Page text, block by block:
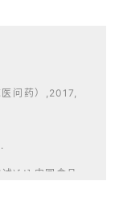
问药）,2017,
)[J].中国食品